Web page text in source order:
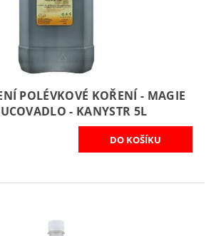
POLÉVKOVÉ KOŘENÍ - MAGIE
- KANYSTR 5L